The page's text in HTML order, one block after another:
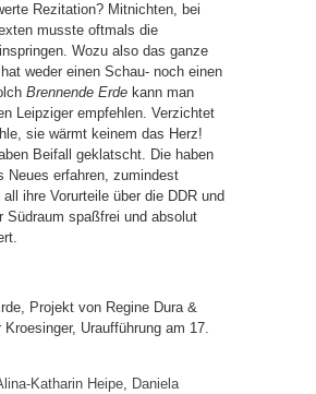
Rezitation? Mitnichten, bei
musste oftmals die
Wozu also das ganze
weder einen Schau- noch einen
Brennende Erde kann man
Leipziger empfehlen. Verzichtet
sie wärmt keinem das Herz!
Beifall geklatscht. Die haben
Neues erfahren, zumindest
ihre Vorurteile über die DDR und
Südraum spaßfrei und absolut
Projekt von Regine Dura &
Kroesinger, Uraufführung am 17.
Katharin Heipe, Daniela